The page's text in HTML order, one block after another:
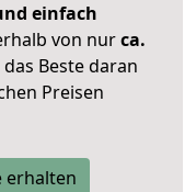
einfach
von nurca.
Beste daran
Preisen
erhalten